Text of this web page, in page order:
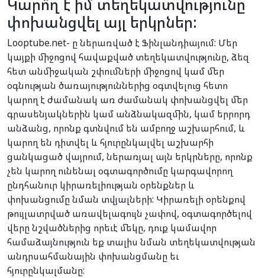
Կարո՞ղ է իմ տեղեկատվությունը
փոխանցվել այլ երկրներ:
Looptube.net- ը ներառված է Ֆինլանդիայում: Մեր
կայքի միջոցով հավաքված տեղեկատվությունը, ձեզ
հետ անմիջական շփումների միջոցով կամ մեր
օգնության ծառայություններից օգտվելուց հետո
կարող է ժամանակ առ ժամանակ փոխանցվել մեր
գրասենյակներին կամ անձնակազմին, կամ երրորդ
անձանց, որոնք գտնվում են ամբողջ աշխարհում, և
կարող են դիտվել և հյուրընկալվել աշխարհի
ցանկացած վայրում, ներառյալ այն երկրները, որոնք
չեն կարող ունենալ օգտագործումը կարգավորող
ընդհանուր կիրառելիության օրենքներ և
փոխանցումը նման տվյալների: Կիրառելի օրենքով
թույլատրված առավելագույն չափով, օգտագործելով
վերը նշվածներից որեւէ մեկը, դուք կամավոր
համաձայնություն եք տալիս նման տեղեկատվության
անդրսահմանային փոխանցմանը եւ
հյուրընկալմանը: